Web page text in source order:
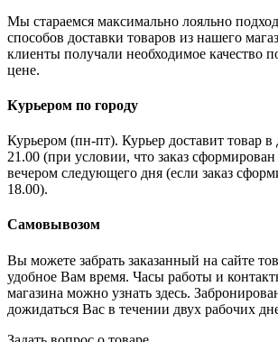
Мы стараемся максимально лояльно
способов доставки товаров из нашего
клиенты получали необходимое качество
цене.
Курьером по городу
Курьером (пн-пт). Курьер доставит товар в
21.00 (при условии, что заказ
вечером следующего дня (если заказ
18.00).
Самовывозом
Вы можете забрать заказанный на сайте
удобное Вам время. Часы работы и
магазина можно узнать здесь.
дожидаться Вас в течении двух рабочих